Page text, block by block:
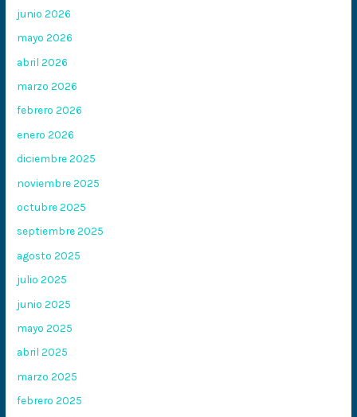
junio 2026
mayo 2026
abril 2026
marzo 2026
febrero 2026
enero 2026
diciembre 2025
noviembre 2025
octubre 2025
septiembre 2025
agosto 2025
julio 2025
junio 2025
mayo 2025
abril 2025
marzo 2025
febrero 2025